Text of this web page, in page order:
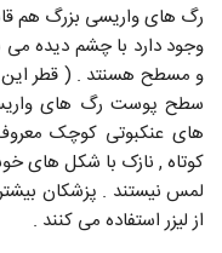
رگ های واریسی بزرگ هم
وجود دارد با چشم دیده
سطح پوست رگ های
های عنکبوتی کوچک
کوتاه , نازک با شکل های
لمس نیستند . پزشکان
از لیزر استفاده می کنند .